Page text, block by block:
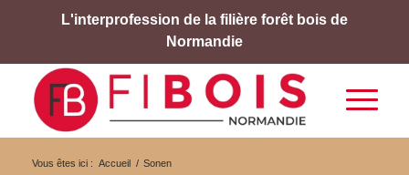
L'interprofession de la filière forêt bois de
Normandie
Vous êtes ici : Accueil / Sonen